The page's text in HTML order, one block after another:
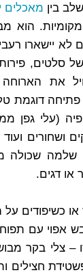
בין מאכלים
מקומיות. הוא
לא יישארו
סלטים,
את הארוחה
דוגמת
(עלי גפן
ושחורים
שלמה שכולה
או דגים.
כשיפודים על
אפוי עם
– צלי בקר
חצילים